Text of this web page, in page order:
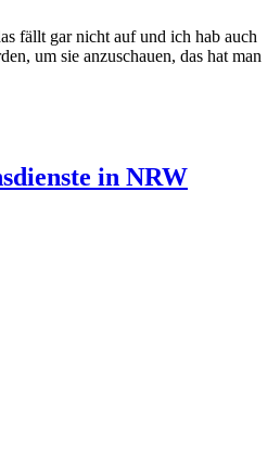
fällt gar nicht auf und ich hab auch
um sie anzuschauen, das hat man
in NRW